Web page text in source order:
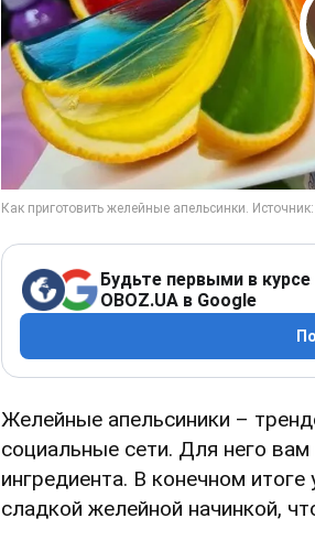
Будьте первыми в
OBOZ.UA в Google
Желейные апельсиники –
социальные сети. Для него
ингредиента. В конечном
сладкой желейной начинкой,